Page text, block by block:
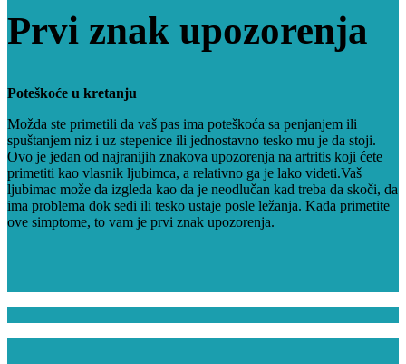
Prvi znak upozorenja
Poteškoće u kretanju
Možda ste primetili da vaš pas ima poteškoća sa penjanjem ili
spuštanjem niz i uz stepenice ili jednostavno tesko mu je da stoji.
Ovo je jedan od najranijih znakova upozorenja na artritis koji ćete
primetiti kao vlasnik ljubimca, a relativno ga je lako videti.Vaš
ljubimac može da izgleda kao da je neodlučan kad treba da skoči, da
ima problema dok sedi ili tesko ustaje posle ležanja. Kada primetite
ove simptome, to vam je prvi znak upozorenja.